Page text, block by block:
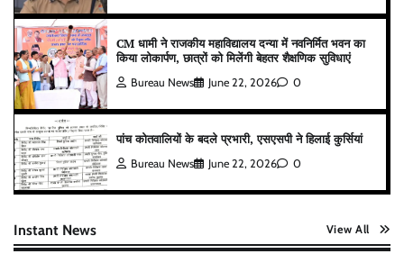
CM धामी ने राजकीय महाविद्यालय दन्या में नवनिर्मित भवन का
किया लोकार्पण, छात्रों को मिलेंगी बेहतर शैक्षणिक सुविधाएं
Bureau News June 22, 2026 0
पांच कोतवालियों के बदले प्रभारी, एसएसपी ने हिलाई कुर्सियां
Bureau News June 22, 2026 0
Instant News View All